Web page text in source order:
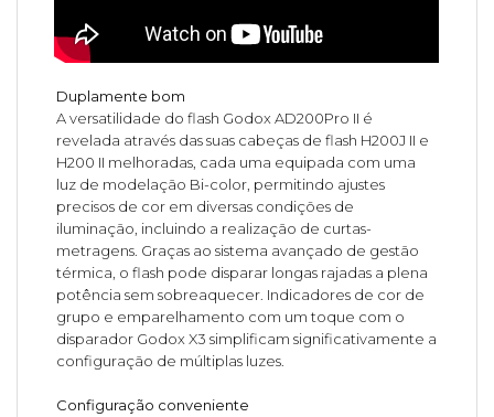
Duplamente bom
A versatilidade do flash Godox AD200Pro II é
revelada através das suas cabeças de flash H200J II e
H200 II melhoradas, cada uma equipada com uma
luz de modelação Bi-color, permitindo ajustes
precisos de cor em diversas condições de
iluminação, incluindo a realização de curtas-
metragens. Graças ao sistema avançado de gestão
térmica, o flash pode disparar longas rajadas a plena
potência sem sobreaquecer. Indicadores de cor de
grupo e emparelhamento com um toque com o
disparador Godox X3 simplificam significativamente a
configuração de múltiplas luzes.
Configuração conveniente